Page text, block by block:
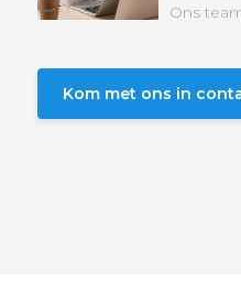
Ons
Kom met ons in